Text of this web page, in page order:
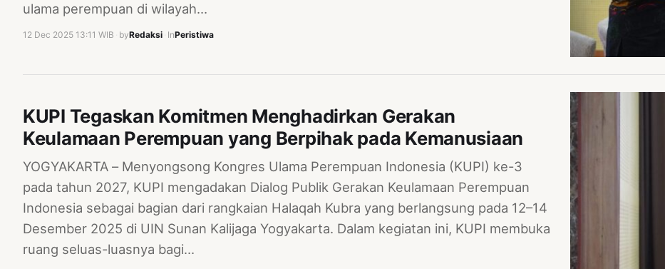
ulama perempuan di wilayah…
12 Dec 2025 13:11 WIB byRedaksi InPeristiwa
KUPI Tegaskan Komitmen Menghadirkan Gerakan
Keulamaan Perempuan yang Berpihak pada Kemanusiaan
YOGYAKARTA – Menyongsong Kongres Ulama Perempuan Indonesia (KUPI) ke-3
pada tahun 2027, KUPI mengadakan Dialog Publik Gerakan Keulamaan Perempuan
Indonesia sebagai bagian dari rangkaian Halaqah Kubra yang berlangsung pada 12–14
Desember 2025 di UIN Sunan Kalijaga Yogyakarta. Dalam kegiatan ini, KUPI membuka
ruang seluas-luasnya bagi…